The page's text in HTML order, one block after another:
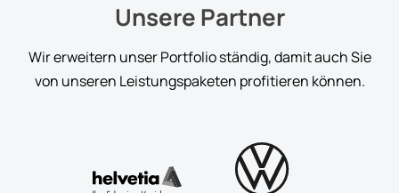
Unsere Partner
Wir erweitern unser Portfolio ständig, damit auch Sie
von unseren Leistungspaketen profitieren können.